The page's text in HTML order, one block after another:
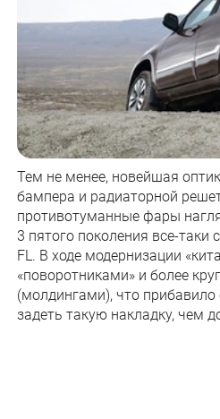
Тем не менее, новейшая
бампера и радиаторной
противотуманные фары
3 пятого поколения все-таки
FL. В ходе модернизации
«поворотниками» и более
(молдингами), что
задеть такую накладку, чем